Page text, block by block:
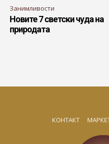
Занимливости
Новите 7 светски чуда на
природата
КОНТАКТ